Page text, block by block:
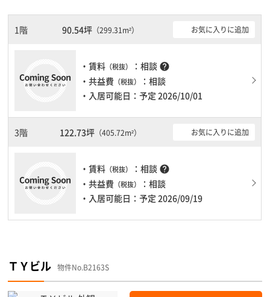
すので、地震対策を検討されている方にオススメです。土日・祝日
も利用可能になりますので自由に出入りが出来ます。駐車場完備な
間があまりかかりません。
1階 90.54坪 （299.31m²） お気に入りに追加
・賃料 （税抜） ：相談 help
・共益費 （税抜）
：相談
・入居可能日：予定 2026/10/01
3階 122.73坪 （405.72m²） お気に入りに追加
・賃料 （税抜） ：相談 help
・共益費 （税抜）
：相談
・入居可能日：予定 2026/09/19
ＴＹビル 物件No.B2163S